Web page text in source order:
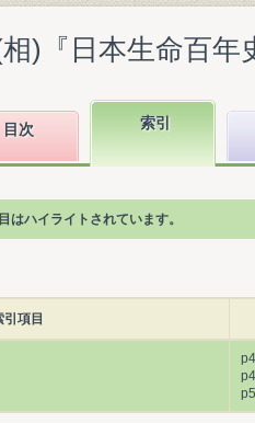
)『日本生命百年
目次 索引
ハイライトされています。
引項目